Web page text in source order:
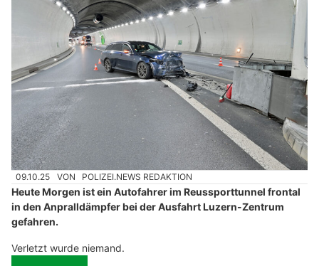
09.10.25 VON POLIZEI.NEWS REDAKTION
Heute Morgen ist ein Autofahrer im Reussporttunnel frontal
in den Anpralldämpfer bei der Ausfahrt Luzern-Zentrum
gefahren.
Verletzt wurde niemand.